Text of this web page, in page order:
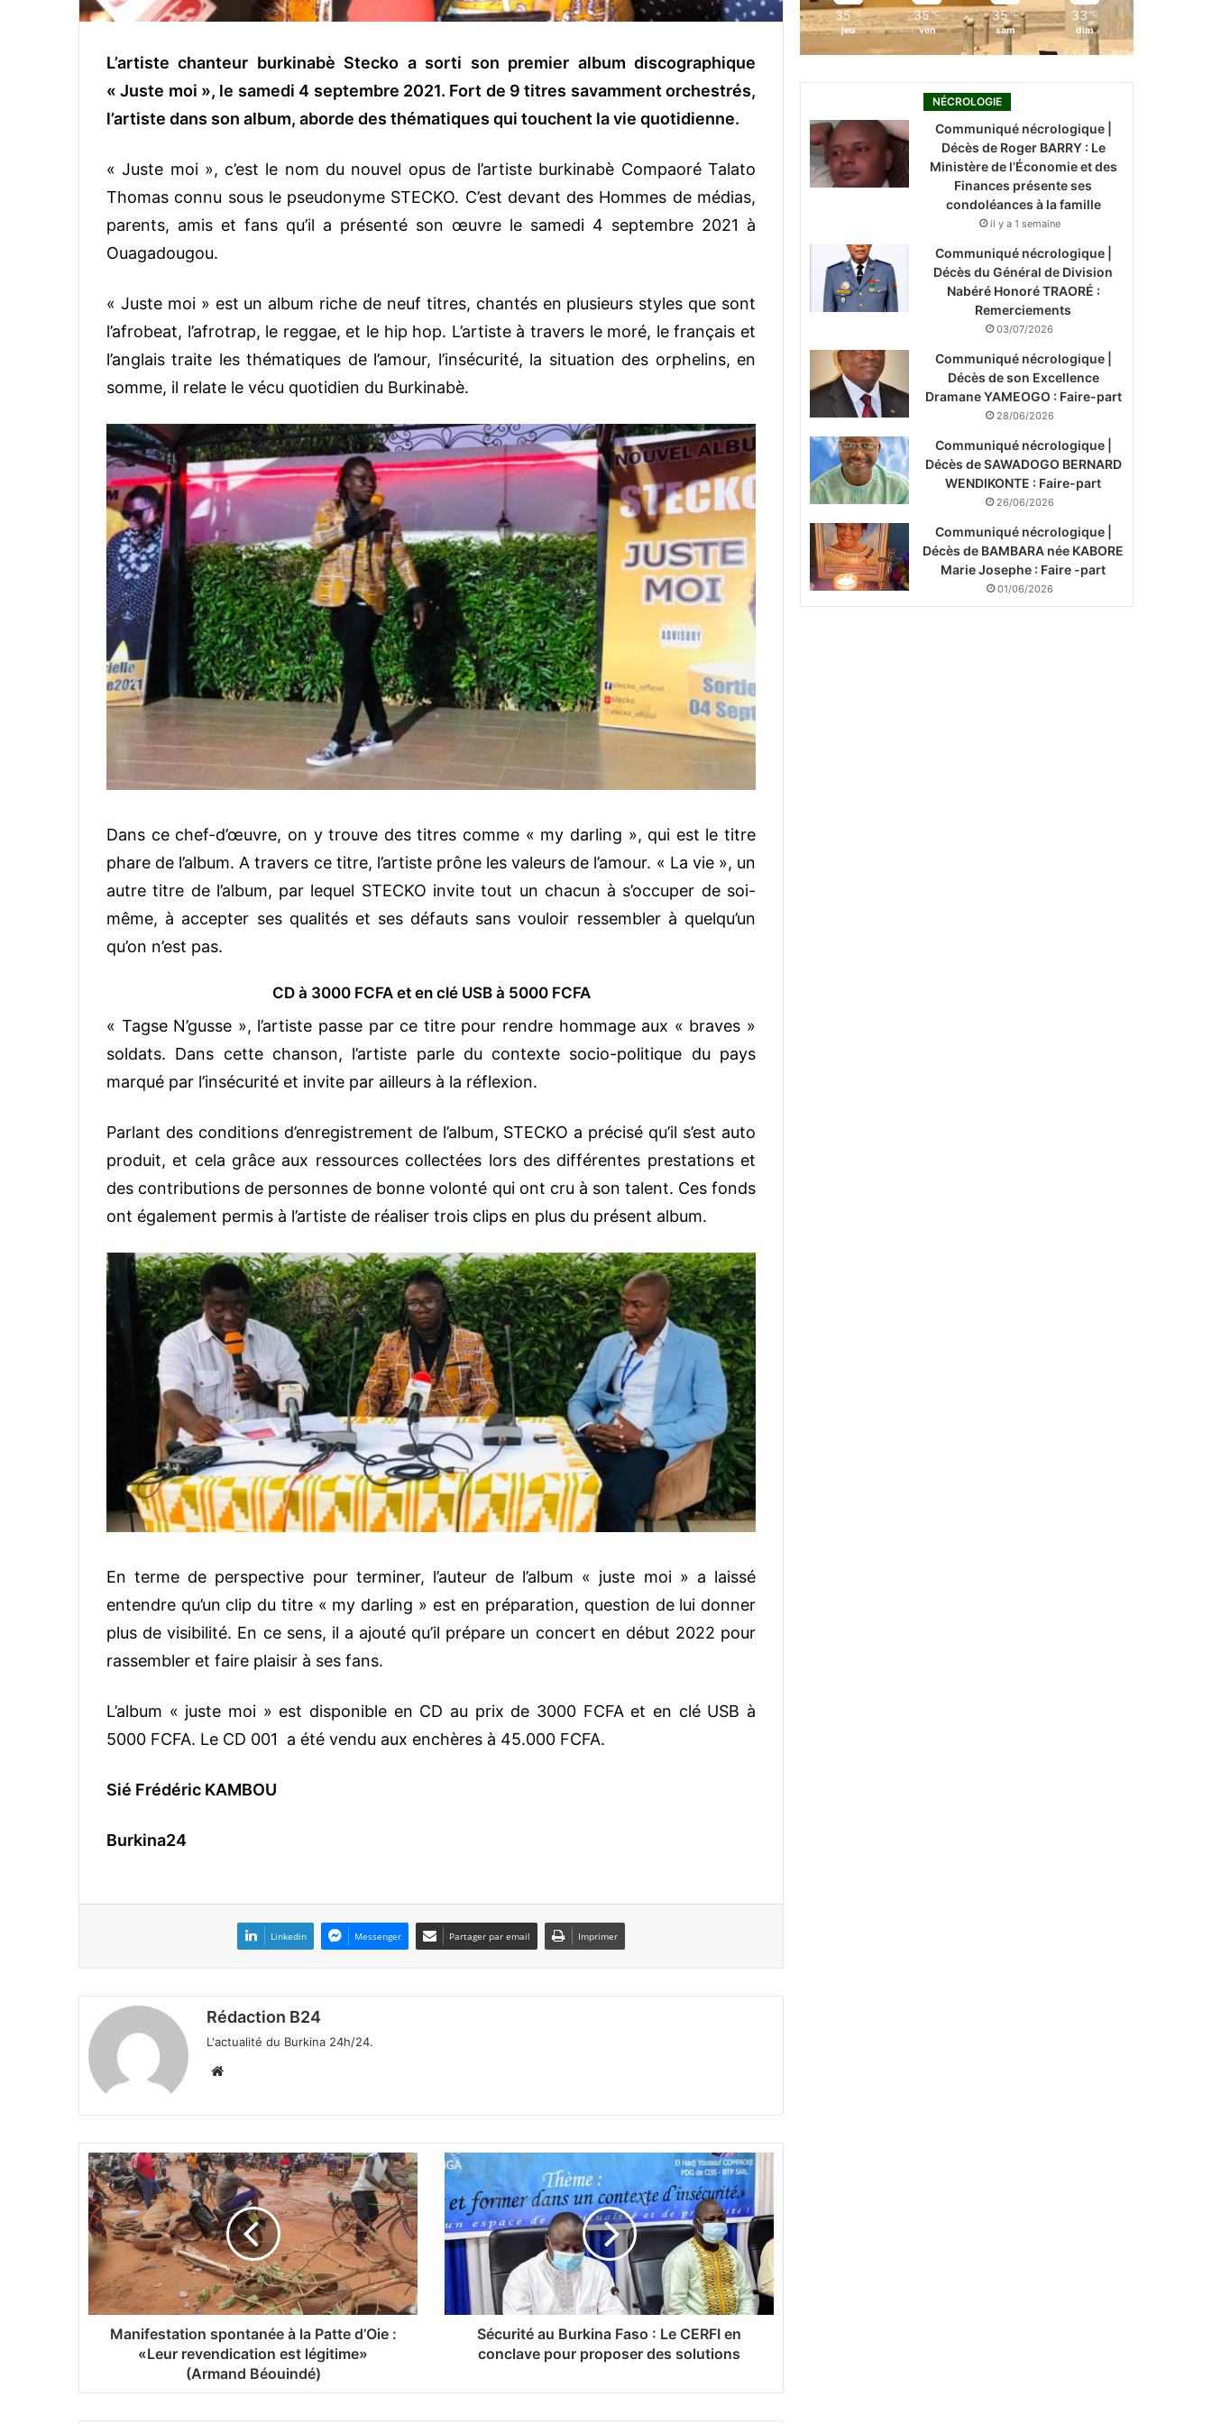
L’artiste chanteur burkinabè Stecko a sorti son premier album discographique
« Juste moi », le samedi 4 septembre 2021. Fort de 9 titres savamment orchestrés,
l’artiste dans son album, aborde des thématiques qui touchent la vie quotidienne.
« Juste moi », c’est le nom du nouvel opus de l’artiste burkinabè Compaoré Talato
Thomas connu sous le pseudonyme STECKO. C’est devant des Hommes de médias,
parents, amis et fans qu’il a présenté son œuvre le samedi 4 septembre 2021 à
Ouagadougou.
« Juste moi » est un album riche de neuf titres, chantés en plusieurs styles que sont
l’afrobeat, l’afrotrap, le reggae, et le hip hop. L’artiste à travers le moré, le français et
l’anglais traite les thématiques de l’amour, l’insécurité, la situation des orphelins, en
somme, il relate le vécu quotidien du Burkinabè.
Dans ce chef-d’œuvre, on y trouve des titres comme « my darling », qui est le titre
phare de l’album. A travers ce titre, l’artiste prône les valeurs de l’amour. « La vie », un
autre titre de l’album, par lequel STECKO invite tout un chacun à s’occuper de soi-
même, à accepter ses qualités et ses défauts sans vouloir ressembler à quelqu’un
qu’on n’est pas.
CD à 3000 FCFA et en clé USB à 5000 FCFA
« Tagse N’gusse », l’artiste passe par ce titre pour rendre hommage aux « braves »
soldats. Dans cette chanson, l’artiste parle du contexte socio-politique du pays
marqué par l’insécurité et invite par ailleurs à la réflexion.
Parlant des conditions d’enregistrement de l’album, STECKO a précisé qu’il s’est auto
produit, et cela grâce aux ressources collectées lors des différentes prestations et
des contributions de personnes de bonne volonté qui ont cru à son talent. Ces fonds
ont également permis à l’artiste de réaliser trois clips en plus du présent album.
En terme de perspective pour terminer, l’auteur de l’album « juste moi » a laissé
entendre qu’un clip du titre « my darling » est en préparation, question de lui donner
plus de visibilité. En ce sens, il a ajouté qu’il prépare un concert en début 2022 pour
rassembler et faire plaisir à ses fans.
L’album « juste moi » est disponible en CD au prix de 3000 FCFA et en clé USB à
5000 FCFA. Le CD 001 a été vendu aux enchères à 45.000 FCFA.
Sié Frédéric KAMBOU
Burkina24
Linkedin Messenger Partager par email Imprimer
Rédaction B24
L'actualité du Burkina 24h/24.
te
M
a
n
i
f
e
s
t
a
Manifestation spontanée à la Patte d’Oie :
«Leur revendication est légitime»
(Armand Béouindé)
S
é
c
r
a
Sécurité au Burkina Faso : Le CERFI en
conclave pour proposer des solutions
35 ℃
jeu
35 ℃
ven
35 ℃
sam
33 ℃
dim
NÉCROLOGIE
Communiqué nécrologique |
Décès de Roger BARRY : Le
Ministère de l’Économie et des
Finances présente ses
condoléances à la famille
il y a 1 semaine
Communiqué nécrologique |
Décès du Général de Division
Nabéré Honoré TRAORÉ :
Remerciements
03/07/2026
Communiqué nécrologique |
Décès de son Excellence
Dramane YAMEOGO : Faire-part
28/06/2026
Communiqué nécrologique |
Décès de SAWADOGO BERNARD
WENDIKONTE : Faire-part
26/06/2026
Communiqué nécrologique |
Décès de BAMBARA née KABORE
Marie Josephe : Faire -part
01/06/2026